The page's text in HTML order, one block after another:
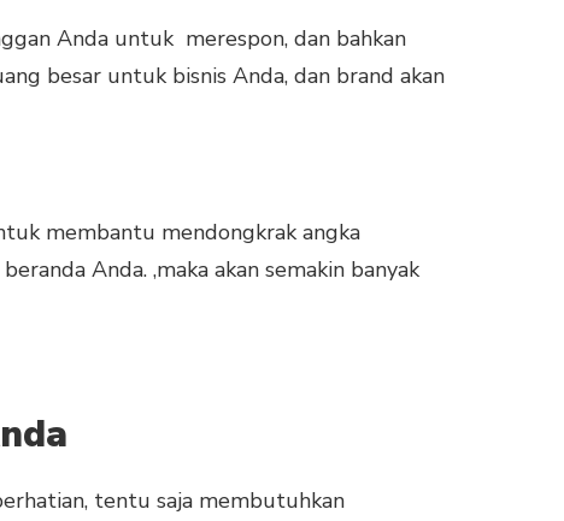
Anda untuk merespon, dan bahkan
besar untuk bisnis Anda, dan brand akan
membantu mendongkrak angka
Anda. ,maka akan semakin banyak
tentu saja membutuhkan